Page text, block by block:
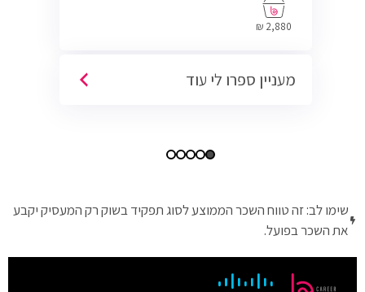
2,880 ₪
מעניין ספרו לי עוד
שימו לב: זה טווח השכר הממוצע לסוג תפקיד בשוק רק המעסיק יקבע
את השכר בפועל.